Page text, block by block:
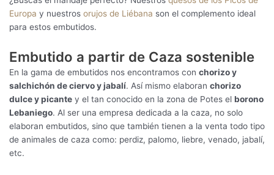
Europa y nuestros orujos de Liébana son el complemento ideal
para estos embutidos.
Embutido a partir de Caza sostenible
En la gama de embutidos nos encontramos con chorizo y
salchichón de ciervo y jabalí. Así mismo elaboran chorizo
dulce y picante y el tan conocido en la zona de Potes el borono
Lebaniego. Al ser una empresa dedicada a la caza, no solo
elaboran embutidos, sino que también tienen a la venta todo tipo
de animales de caza como: perdiz, palomo, liebre, venado, jabalí,
etc.